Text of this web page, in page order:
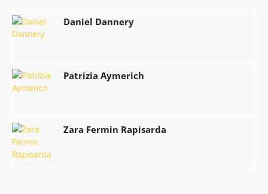
Daniel Dannery
Patrizia Aymerich
Zara Fermin Rapisarda